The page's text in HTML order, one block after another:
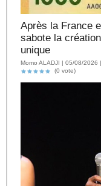
Après la France
sabote la
unique
Momo ALADJI | 05/08/2026
(0 vote)